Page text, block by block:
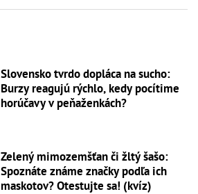
Slovensko tvrdo dopláca na sucho:
Burzy reagujú rýchlo, kedy pocítime
horúčavy v peňaženkách?
Zelený mimozemšťan či žltý šašo:
Spoznáte známe značky podľa ich
maskotov? Otestujte sa! (kvíz)